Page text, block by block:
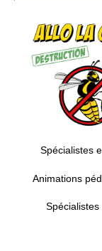
Spécialistes
Animations